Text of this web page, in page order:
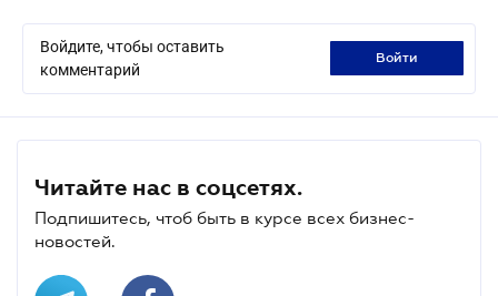
Войдите, чтобы оставить
комментарий
войти
Читайте нас в соцсетях.
Подпишитесь, чтоб быть в курсе всех бизнес-
новостей.